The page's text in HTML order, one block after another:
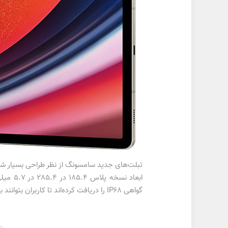
گواهی IP68 را دریافت کرده‌اند تا کاربران بتوانند با نگرانی کمتری از آن‌ها استفاده کنند. از دیگر مشخصات اشاره‌شده می‌توان به طراحی جدید برای بسته‌بندی دستگاه‌ها اشاره کرد.